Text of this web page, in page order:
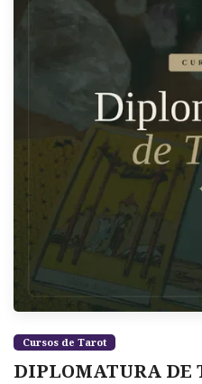
Cursos de Tarot
DIPLOMATURA DE